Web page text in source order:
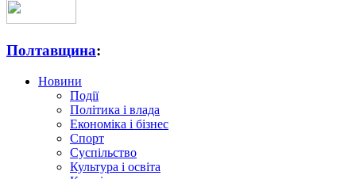
Полтавщина:
Новини
Події
Політика і влада
Економіка і бізнес
Спорт
Суспільство
Культура і освіта